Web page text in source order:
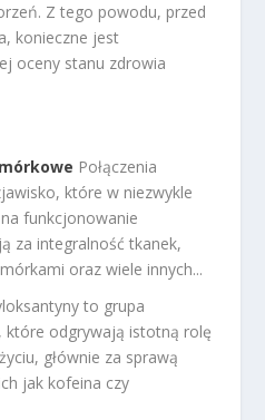
Z tego powodu, przed
konieczne jest
oceny stanu zdrowia
Połączenia
które w niezwykle
funkcjonowanie
za integralność tkanek,
oraz wiele innych...
to grupa
które odgrywają istotną rolę
głównie za sprawą
jak kofeina czy